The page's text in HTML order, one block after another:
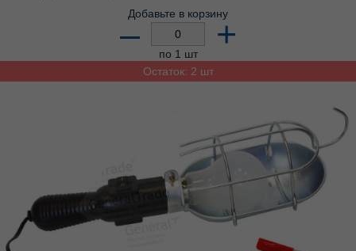
Добавьте в корзину
– +
по 1 шт
Остаток: 2 шт